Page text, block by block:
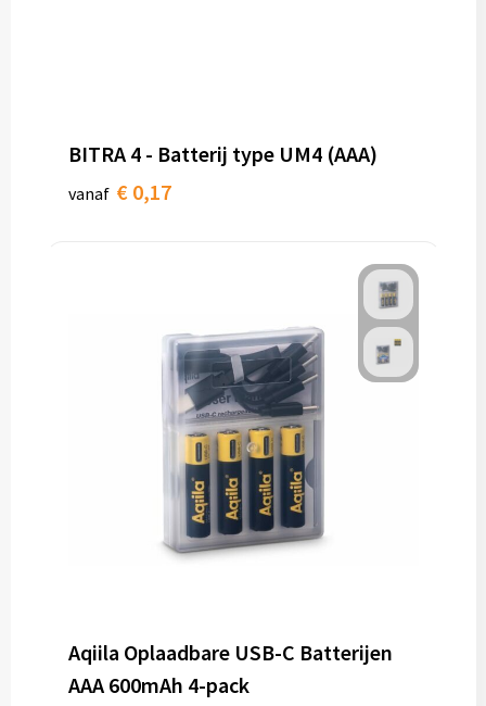
BITRA 4 - Batterij type UM4 (AAA)
vanaf € 0,17
Aqiila Oplaadbare USB-C Batterijen
AAA 600mAh 4-pack